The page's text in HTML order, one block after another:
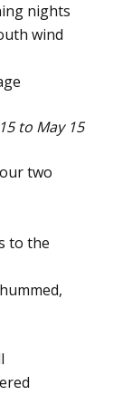
nights
wind
to May 15
two
to the